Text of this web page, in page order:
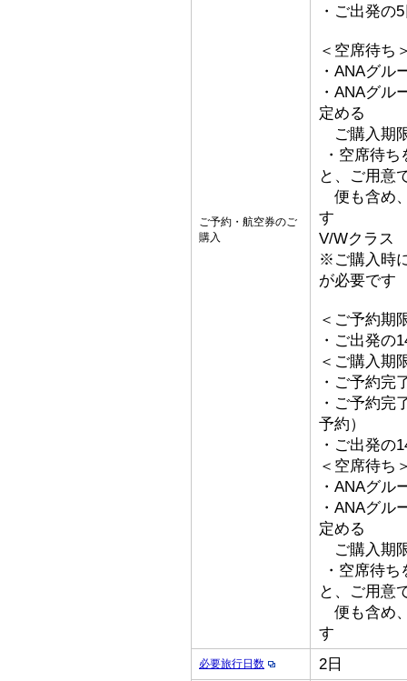
ご予約・航空券のご
購入
・ご出発の
＜空席待ち
・ANAグル
・ANAグル
定める
ご購入期
・空席待
と、ご用意
便も含め
す
V/Wクラス
※ご購入時
が必要です
＜ご予約期
・ご出発の
＜ご購入期
・ご予約完
・ご予約完
予約）
・ご出発の
＜空席待ち
・ANAグル
・ANAグル
定める
ご購入期
・空席待
と、ご用意
便も含め
す
必要旅行日数 2日